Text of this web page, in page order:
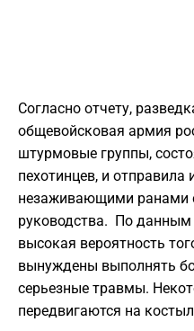
Согласно отчету,
общевойсковая армия
штурмовые группы,
пехотинцев, и
незаживающими ранами
руководства. По данным
высокая вероятность
вынуждены выполнять
серьезные травмы.
передвигаются на